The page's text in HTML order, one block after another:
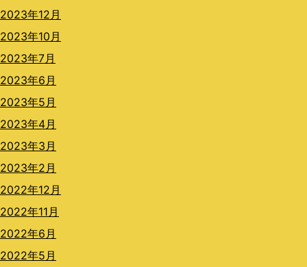
2023年12月
2023年10月
2023年7月
2023年6月
2023年5月
2023年4月
2023年3月
2023年2月
2022年12月
2022年11月
2022年6月
2022年5月